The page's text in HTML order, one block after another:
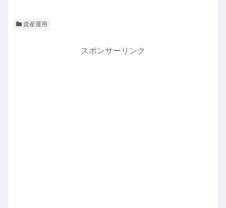
資産運用
スポンサーリンク